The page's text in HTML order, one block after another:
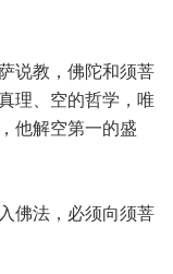
说教，佛陀和须菩
理、空的哲学，唯
他解空第一的盛
佛法，必须向须菩